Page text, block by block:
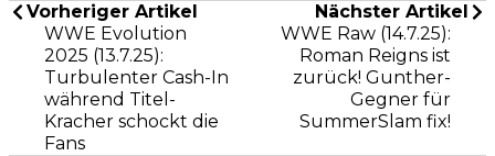
Vorheriger Artikel
WWE Evolution
2025 (13.7.25):
Turbulenter Cash-In
während Titel-
Kracher schockt die
Fans
Nächster Artikel
WWE Raw (14.7.25):
Roman Reigns ist
zurück! Gunther-
Gegner für
SummerSlam fix!